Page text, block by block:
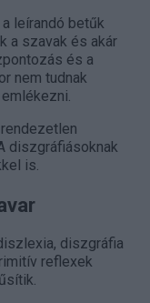
leírandó betűk
a szavak és akár
és a
nem tudnak
diszgráfiásoknak
is.
diszgráfia
reflexek